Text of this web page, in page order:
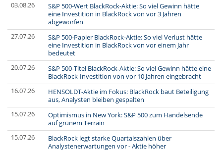
03.08.26
S&P 500-Wert BlackRock-Aktie: So viel Gewinn hätte
eine Investition in BlackRock von vor 3 Jahren
abgeworfen
27.07.26
S&P 500-Papier BlackRock-Aktie: So viel Verlust hätte
eine Investition in BlackRock von vor einem Jahr
bedeutet
20.07.26
S&P 500-Titel BlackRock-Aktie: So viel Gewinn hätte eine
BlackRock-Investition von vor 10 Jahren eingebracht
16.07.26
HENSOLDT-Aktie im Fokus: BlackRock baut Beteiligung
aus, Analysten bleiben gespalten
15.07.26
Optimismus in New York: S&P 500 zum Handelsende
auf grünem Terrain
15.07.26
BlackRock legt starke Quartalszahlen über
Analystenerwartungen vor - Aktie höher